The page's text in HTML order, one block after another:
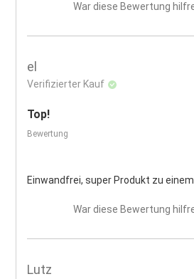
War diese Bewertung
el
Verifizierter Kauf
Top!
Bewertung
Einwandfrei, super Produkt zu
War diese Bewertung
Lutz